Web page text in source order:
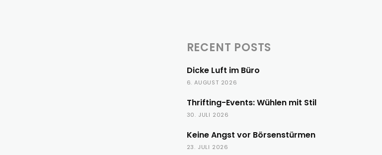
RECENT POSTS
Dicke Luft im Büro
6. AUGUST 2026
Thrifting-Events: Wühlen mit Stil
30. JULI 2026
Keine Angst vor Börsenstürmen
23. JULI 2026